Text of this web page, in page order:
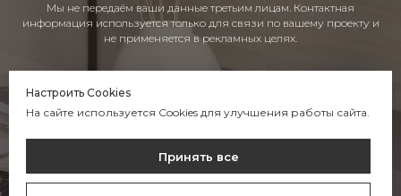
Настроить Cookies
На сайте используется Cookies для улучшения работы сайта.
Принять все
Мы не передаём ваши данные третьим лицам. Контактная
информация используется только для связи по вашему проекту и
не применяется в рекламных целях.